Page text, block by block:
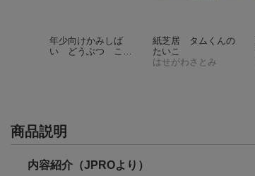
年少向けかみしば
い どうぶつ こん
紙芝居 タムくんの
たいこ
はせがわさとみ
商品説明
内容紹介（JPROより）